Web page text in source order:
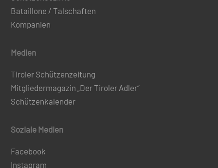
Bataillone / Talschaften
Kompanien
Medien
Tiroler Schützenzeitung
Mitgliedermagazin „Der Tiroler Adler“
Schützenkalender
Soziale Medien
Facebook
Instagram